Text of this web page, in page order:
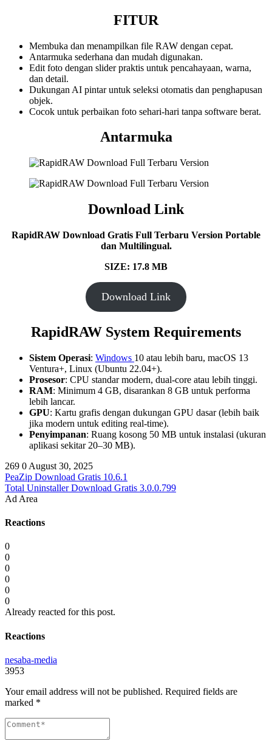
FITUR
Membuka dan menampilkan file RAW dengan cepat.
Antarmuka sederhana dan mudah digunakan.
Edit foto dengan slider praktis untuk pencahayaan, warna,
dan detail.
Dukungan AI pintar untuk seleksi otomatis dan penghapusan
objek.
Cocok untuk perbaikan foto sehari-hari tanpa software berat.
Antarmuka
Download Link
RapidRAW Download Gratis Full Terbaru Version Portable
dan Multilingual.
SIZE: 17.8 MB
Download Link
RapidRAW System Requirements
Sistem Operasi: Windows 10 atau lebih baru, macOS 13
Ventura+, Linux (Ubuntu 22.04+).
Prosesor: CPU standar modern, dual-core atau lebih tinggi.
RAM: Minimum 4 GB, disarankan 8 GB untuk performa
lebih lancar.
GPU: Kartu grafis dengan dukungan GPU dasar (lebih baik
jika modern untuk editing real-time).
Penyimpanan: Ruang kosong 50 MB untuk instalasi (ukuran
aplikasi sekitar 20–30 MB).
269 0 August 30, 2025
PeaZip Download Gratis 10.6.1
Total Uninstaller Download Gratis 3.0.0.799
Ad Area
Reactions
0
0
0
0
0
0
Already reacted for this post.
Reactions
nesaba-media
3953
Your email address will not be published. Required fields are
marked *